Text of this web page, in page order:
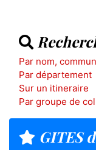
Par nom,
Par département
Sur un itineraire
Par groupe de
GITES